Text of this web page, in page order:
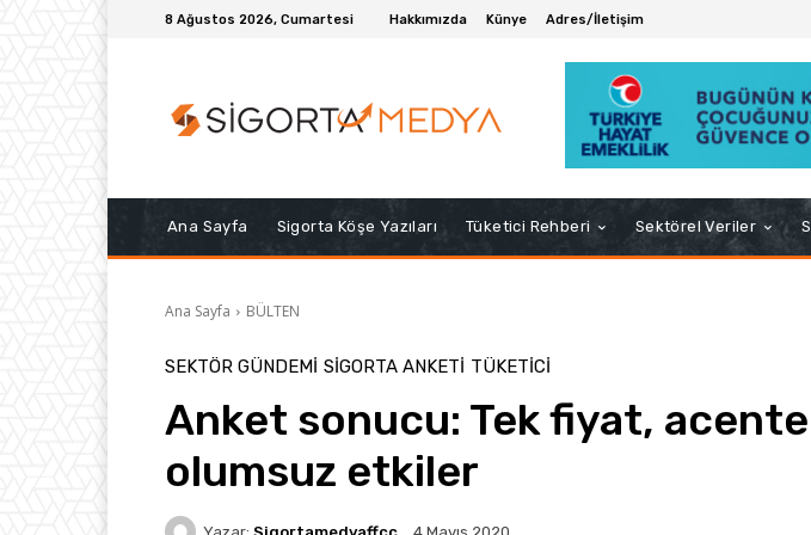
8 Ağustos 2026, Cumartesi Hakkımızda Künye Adres/İletişim
Ana Sayfa Sigorta Köşe Yazıları Tüketici Rehberi Sektörel Veriler
Ana Sayfa BÜLTEN
SEKTÖR GÜNDEMİ SIGORTA ANKETI TÜKETICI
Anket sonucu: Tek fiyat,
olumsuz etkiler